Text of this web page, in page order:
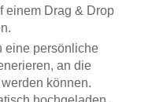
einem Drag & Drop
eine persönliche
an die
können.